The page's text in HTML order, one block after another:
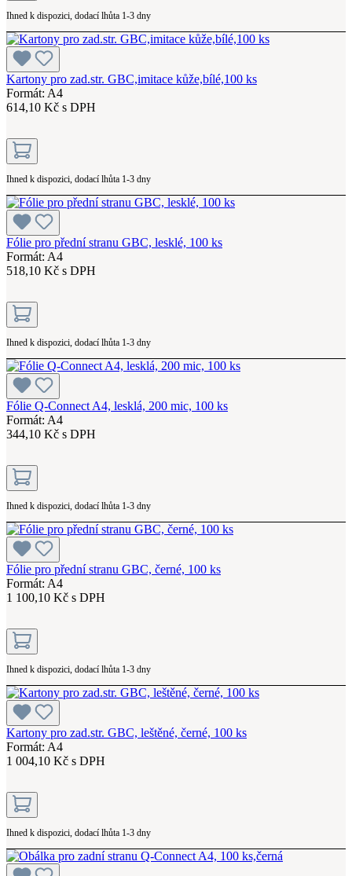
Ihned k dispozici, dodací lhůta 1-3 dny
Kartony pro zad.str. GBC,imitace kůže,bílé,100 ks
Formát: A4
614,10 Kč s DPH
Ihned k dispozici, dodací lhůta 1-3 dny
Fólie pro přední stranu GBC, lesklé, 100 ks
Formát: A4
518,10 Kč s DPH
Ihned k dispozici, dodací lhůta 1-3 dny
Fólie Q-Connect A4, lesklá, 200 mic, 100 ks
Formát: A4
344,10 Kč s DPH
Ihned k dispozici, dodací lhůta 1-3 dny
Fólie pro přední stranu GBC, černé, 100 ks
Formát: A4
1 100,10 Kč s DPH
Ihned k dispozici, dodací lhůta 1-3 dny
Kartony pro zad.str. GBC, leštěné, černé, 100 ks
Formát: A4
1 004,10 Kč s DPH
Ihned k dispozici, dodací lhůta 1-3 dny